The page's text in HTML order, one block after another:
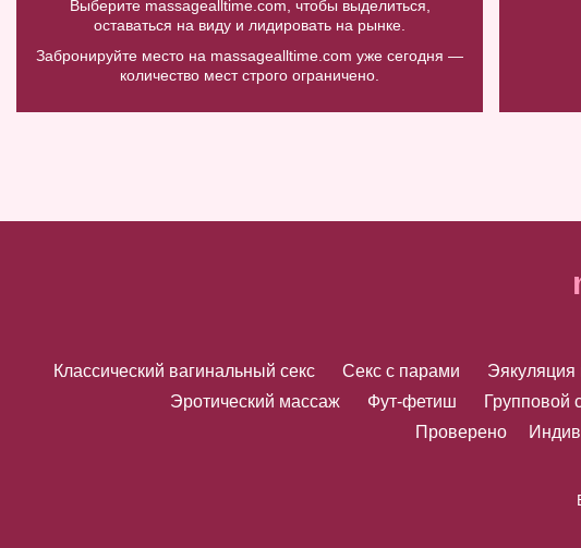
Выберите massagealltime.com, чтобы выделиться,
оставаться на виду и лидировать на рынке.
Забронируйте место на massagealltime.com уже сегодня —
количество мест строго ограничено.
Классический вагинальный секс Секс с парами Эякуляция
Эротический массаж
Фут-фетиш Групповой
Проверено